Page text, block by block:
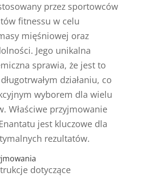
przez sportowców
fitnessu w celu
mięśniowej oraz
Jego unikalna
sprawia, że jest to
działaniu, co
wyborem dla wielu
Właściwe przyjmowanie
jest kluczowe dla
rezultatów.
dotyczące